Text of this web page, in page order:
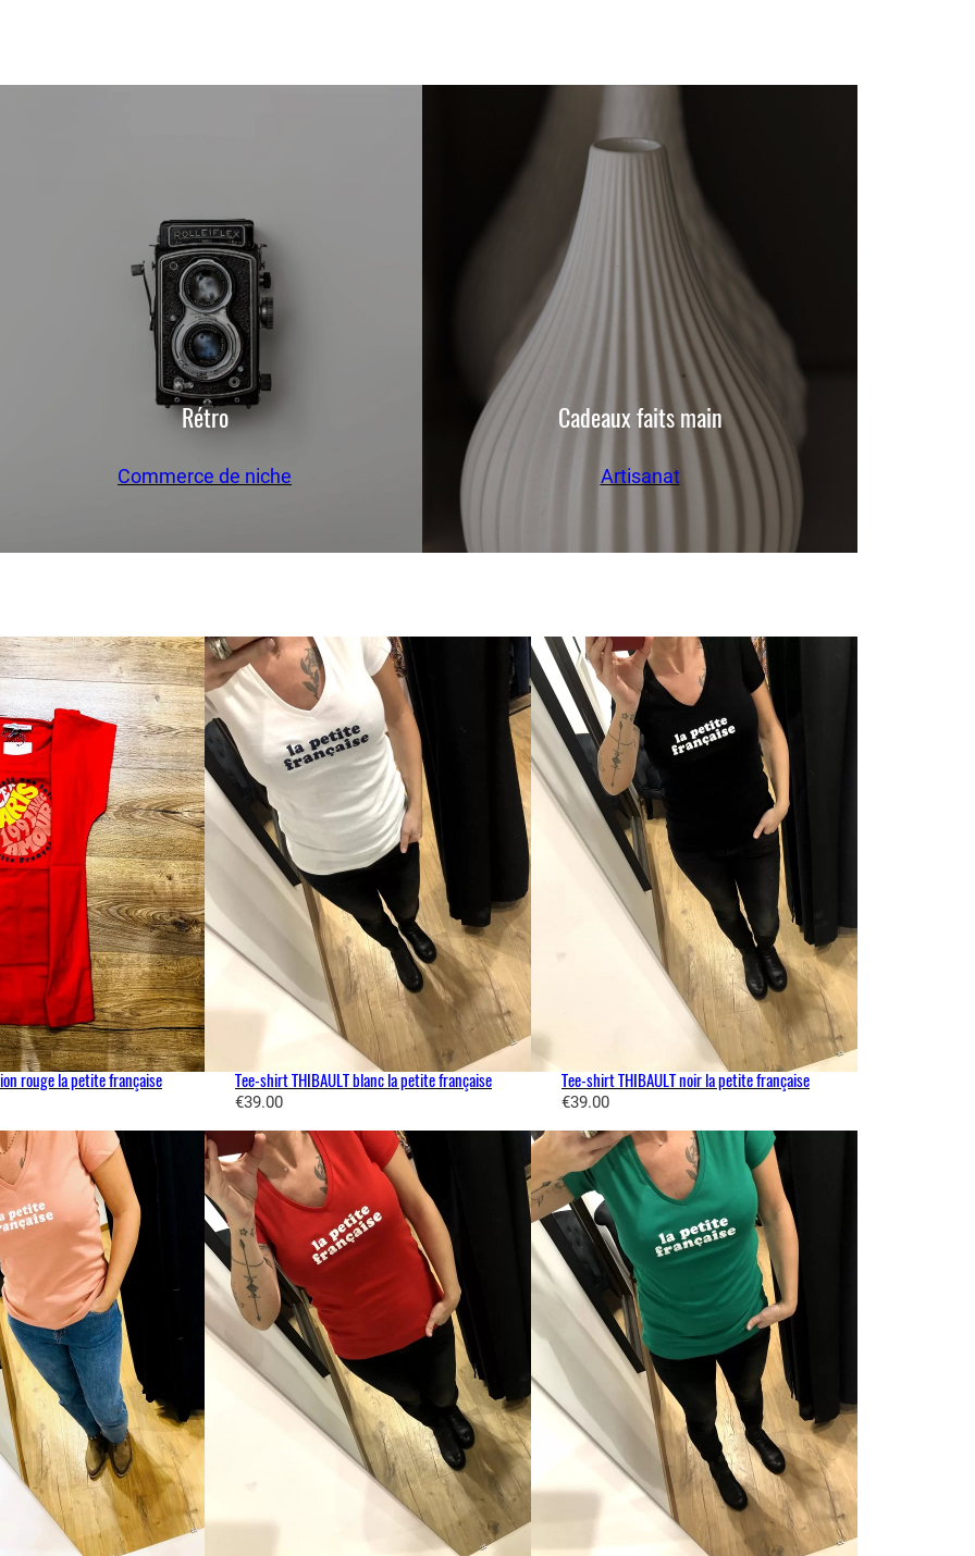
Rétro
Commerce de niche
Cadeaux faits main
Artisanat
rouge la petite française Tee-shirt THIBAULT blanc la petite française
€39.00
Tee-shirt THIBAULT noir la petite française
€39.00